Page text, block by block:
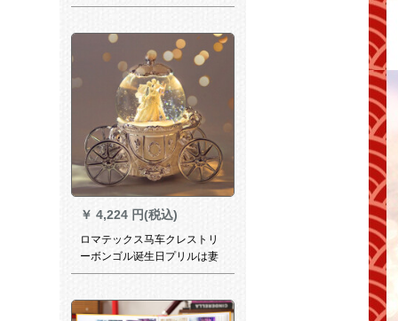
ンでディップレされます。電
あるスクリーンのモデカル机X
11の黒いスクリーン【バーク
の指纹】
￥ 4,224 円(税込)
ロマテックス马车クレストリ
ーボンゴル诞生日プリルは妻
の妻の亲友であるalice女子学
た。クリートトラックのデコ